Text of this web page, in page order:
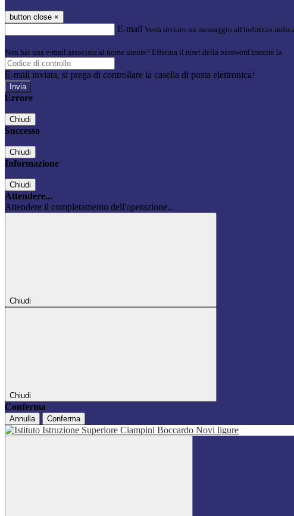
button close ×
E-mail Verrà inviato un messaggio all'indirizzo
Non hai una e-mail associata al nome utente? Effettua il reset della password tramite la
E-mail inviata, si prega di controllare la casella di posta elettronica!
Errore
Chiudi
Successo
Chiudi
Informazione
Chiudi
Attendere...
Attendere il completamento dell'operazione...
Chiudi
Chiudi
Conferma
Annulla Conferma